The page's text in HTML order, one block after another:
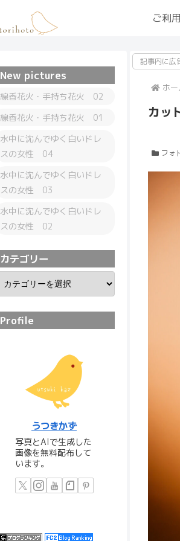
ご利
記事内に広
ホ
カッ
フォ
New pictures
線香花火・手持ち花火 02
線香花火・手持ち花火 01
水中に沈んでゆく白いドレ
スの女性 04
水中に沈んでゆく白いドレ
スの女性 03
水中に沈んでゆく白いドレ
スの女性 02
カテゴリー
Profile
うつきかず
写真とAIで生成した
画像を無料配布して
います。